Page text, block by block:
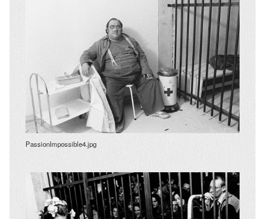
PassionImpossible4.jpg